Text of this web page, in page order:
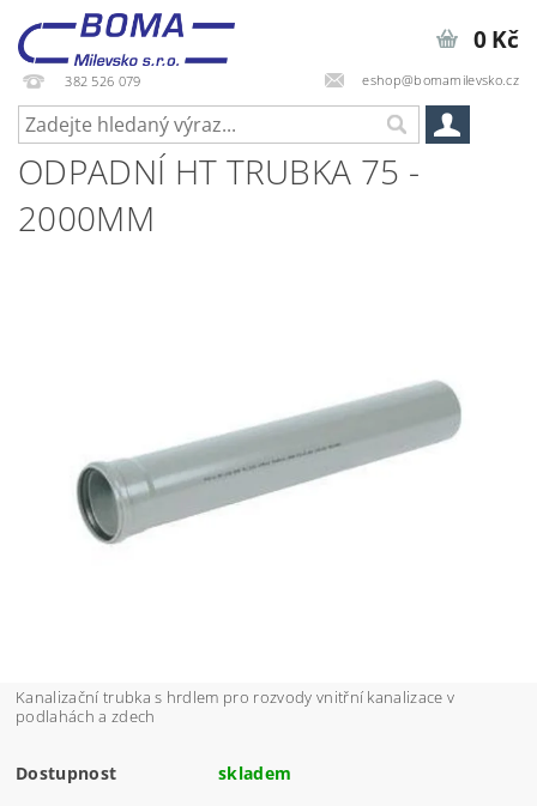
382 526 079 eshop@bomamilevsko.cz
0 Kč
ODPADNÍ HT TRUBKA 75 -
2000MM
Kanalizační trubka s hrdlem pro rozvody vnitřní kanalizace v
podlahách a zdech
Dostupnost skladem